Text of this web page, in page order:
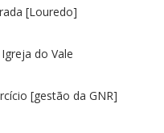
[Louredo]
do Vale
[gestão da GNR]